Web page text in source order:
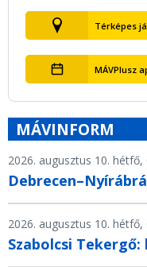
Térképes
MÁVPlusz
MÁVINFORM
2026. augusztus 10. hétfő,
2026. augusztus 10. hétfő,
Szabolcsi Tekergő: